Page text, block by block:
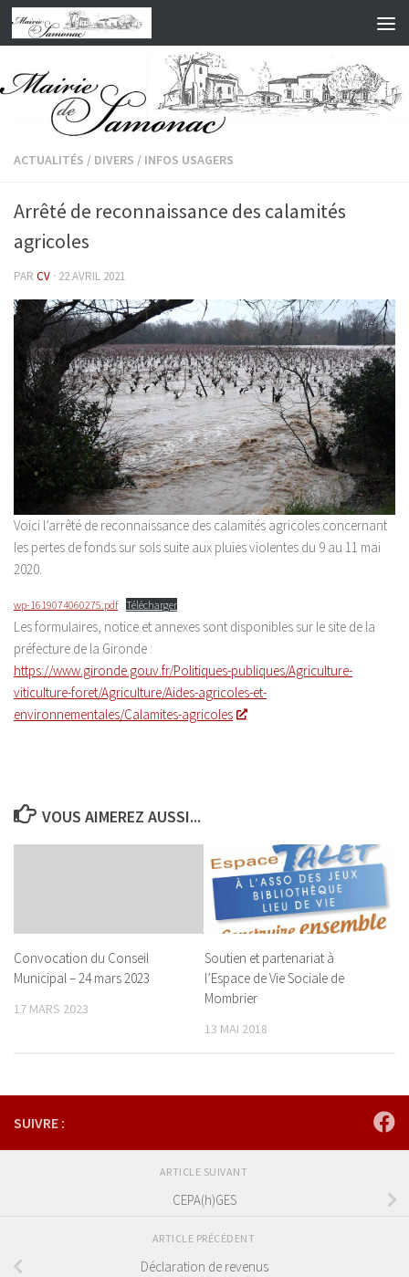
Skip to content
ACTUALITÉS / DIVERS / INFOS USAGERS
Arrêté de reconnaissance des calamités
agricoles
PAR CV · 22 AVRIL 2021
Voici l’arrêté de reconnaissance des calamités agricoles concernant
les pertes de fonds sur sols suite aux pluies violentes du 9 au 11 mai
2020.
wp-1619074060275.pdf Télécharger
Les formulaires, notice et annexes sont disponibles sur le site de la
préfecture de la Gironde :
https://www.gironde.gouv.fr/Politiques-publiques/Agriculture-
viticulture-foret/Agriculture/Aides-agricoles-et-
environnementales/Calamites-agricoles
VOUS AIMEREZ AUSSI...
Convocation du Conseil
Municipal – 24 mars 2023
17 MARS 2023
Soutien et partenariat à
l’Espace de Vie Sociale de
Mombrier
13 MAI 2018
SUIVRE :
ARTICLE SUIVANT
CEPA(h)GES
ARTICLE PRÉCÉDENT
Déclaration de revenus